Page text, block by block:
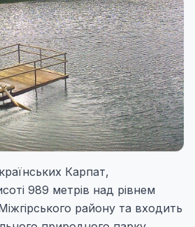
Карпат,
989 метрів над рівнем
району та входить